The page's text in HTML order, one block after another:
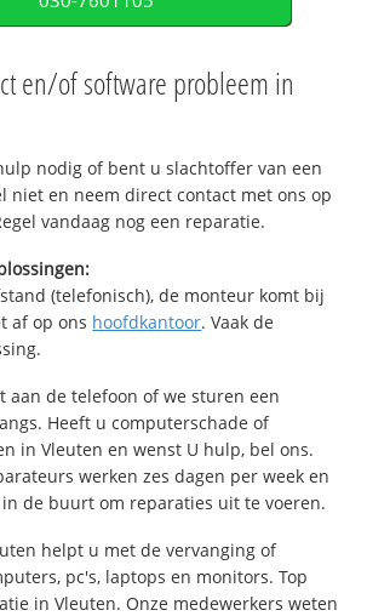
en/of software probleem in
nodig of bent u slachtoffer van een
niet en neem direct contact met ons op
vandaag nog een reparatie.
(telefonisch), de monteur komt bij
af op ons hoofdkantoor. Vaak de
aan de telefoon of we sturen een
Heeft u computerschade of
in Vleuten en wenst U hulp, bel ons.
werken zes dagen per week en
de buurt om reparaties uit te voeren.
helpt u met de vervanging of
pc's, laptops en monitors. Top
in Vleuten. Onze medewerkers weten